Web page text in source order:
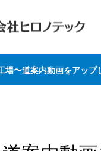
場〜道案内動画をアップ